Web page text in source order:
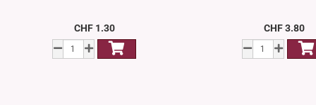
CHF 1.30 CHF 3.80